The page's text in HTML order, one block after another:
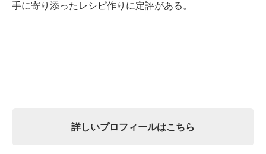
手に寄り添ったレシピ作りに定評がある。
詳しいプロフィールはこちら